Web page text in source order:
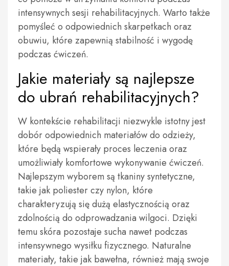
intensywnych sesji rehabilitacyjnych. Warto także
pomyśleć o odpowiednich skarpetkach oraz
obuwiu, które zapewnią stabilność i wygodę
podczas ćwiczeń.
Jakie materiały są najlepsze
do ubrań rehabilitacyjnych?
W kontekście rehabilitacji niezwykle istotny jest
dobór odpowiednich materiałów do odzieży,
które będą wspierały proces leczenia oraz
umożliwiały komfortowe wykonywanie ćwiczeń.
Najlepszym wyborem są tkaniny syntetyczne,
takie jak poliester czy nylon, które
charakteryzują się dużą elastycznością oraz
zdolnością do odprowadzania wilgoci. Dzięki
temu skóra pozostaje sucha nawet podczas
intensywnego wysiłku fizycznego. Naturalne
materiały, takie jak bawełna, również mają swoje